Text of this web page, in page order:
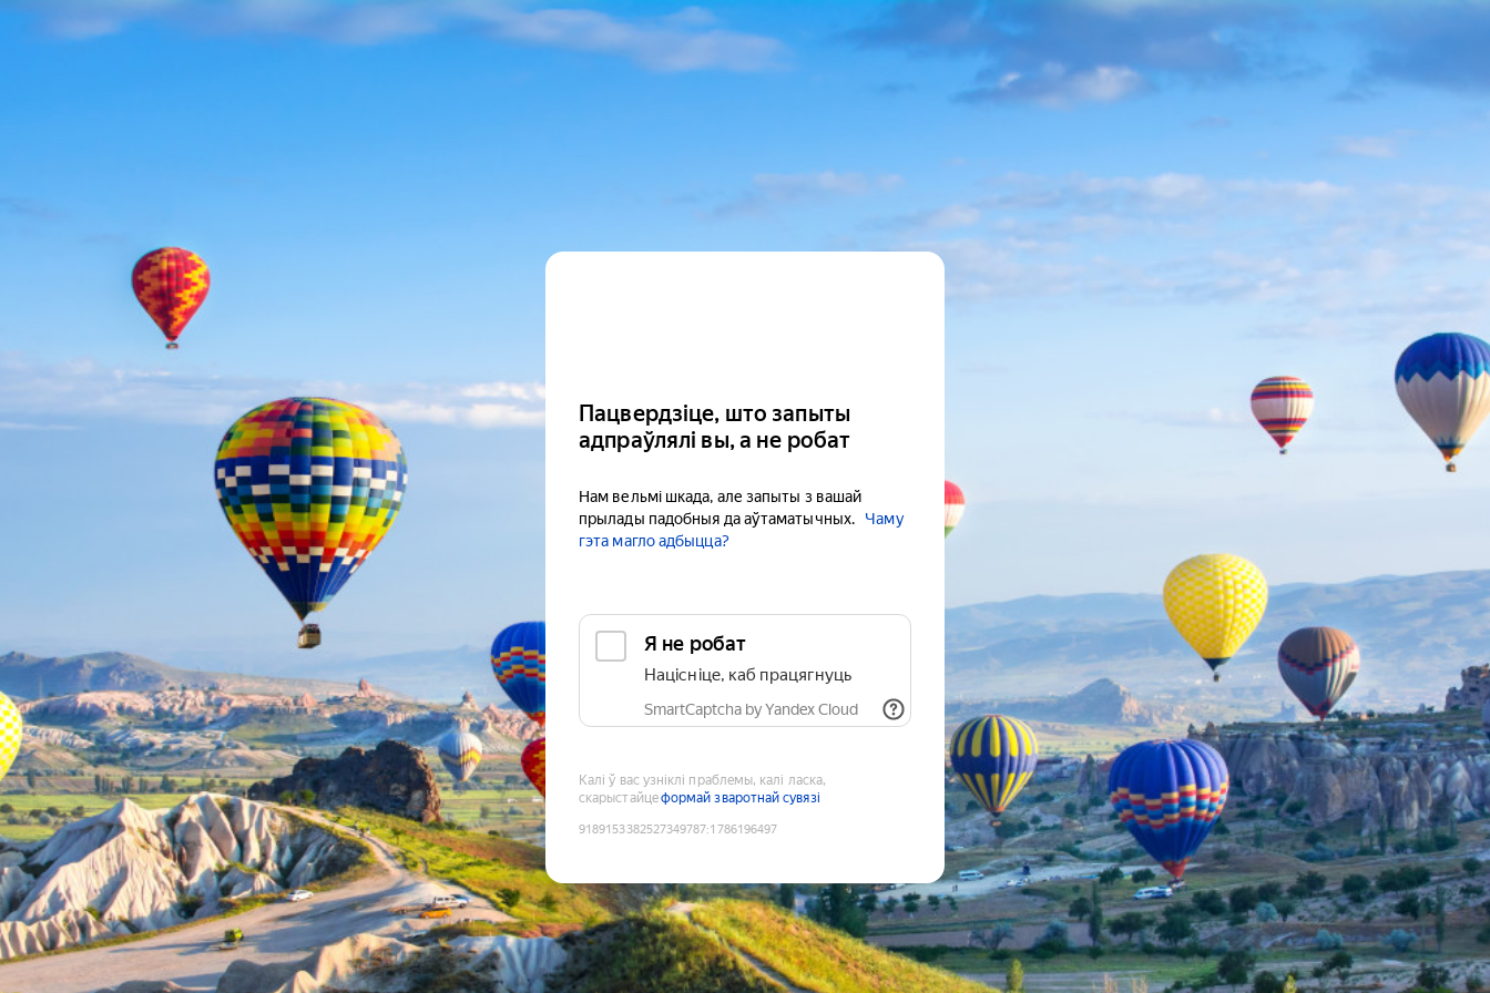
Пацвердзіце, што запыты
адпраўлялі вы, а не робат
Нам вельмі шкада, але запыты з вашай
прылады падобныя да аўтаматычных.
Чаму
гэта магло адбыцца?
Я не робат
Націсніце, каб працягнуць
SmartCaptcha by Yandex Cloud
Калі ў вас узніклі праблемы, калі ласка,
скарыстайцеформай зваротнай сувязі
9189153382527349787:1786196497